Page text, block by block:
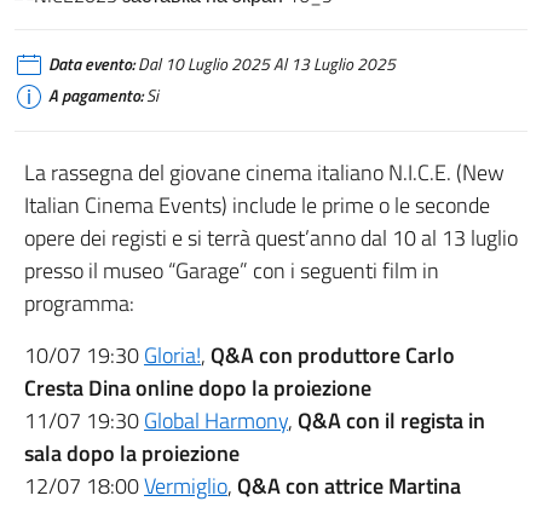
Data evento:Dal 10 Luglio 2025 Al 13 Luglio 2025
A pagamento:Si
La rassegna del giovane cinema italiano N.I.C.E. (New
Italian Cinema Events) include le prime o le seconde
opere dei registi e si terrà quest’anno dal 10 al 13 luglio
presso il museo “Garage” con i seguenti film in
programma:
10/07 19:30Gloria!,Q&A con produttore Carlo
Cresta Dina online dopo la proiezione
11/07 19:30Global Harmony,Q&A con il regista in
sala dopo la proiezione
12/07 18:00Vermiglio,Q&A con attriceMartina